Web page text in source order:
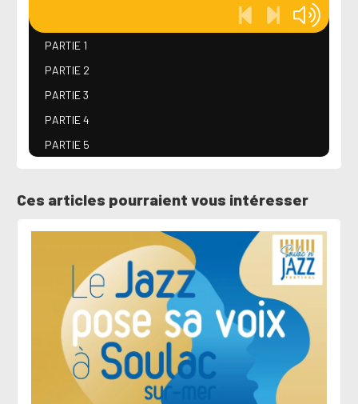
PARTIE 1
PARTIE 2
PARTIE 3
PARTIE 4
PARTIE 5
Ces articles pourraient vous intéresser